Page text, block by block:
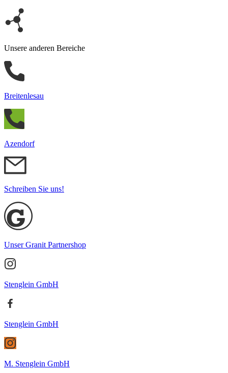
Unsere anderen Bereiche
Breitenlesau
Azendorf
Schreiben Sie uns!
Unser Granit Partnershop
Stenglein GmbH
Stenglein GmbH
M. Stenglein GmbH